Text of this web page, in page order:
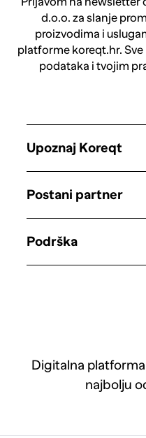
d.o.o. za slanje
proizvodima i
platforme koreqt.hr.
podataka i tvojim
Digitalna
najbolju
Upoznaj Koreqt
Postani partner
Podrška